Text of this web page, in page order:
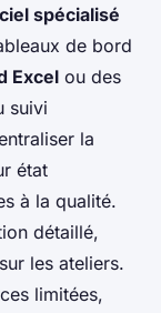
spécialisé
de bord
Excel ou des
suivi
la
état
à la qualité.
détaillé,
les ateliers.
limitées,